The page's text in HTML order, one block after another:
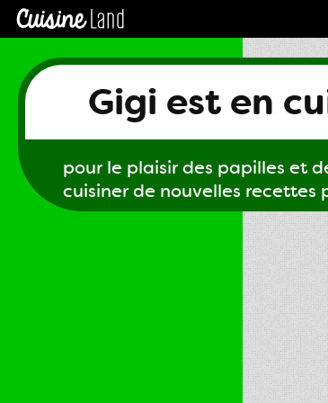
Gigi est en
pour le plaisir des papilles et
cuisiner de nouvelles recettes